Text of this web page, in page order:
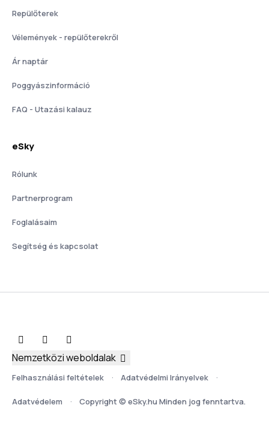
Repülőterek
Vélemények - repülőterekről
Ár naptár
Poggyászinformáció
FAQ - Utazási kalauz
eSky
Rólunk
Partnerprogram
Foglalásaim
Segítség és kapcsolat
Felhasználási feltételek Adatvédelmi Irányelvek
Adatvédelem Copyright © eSky.hu Minden jog fenntartva.
Nemzetközi weboldalak